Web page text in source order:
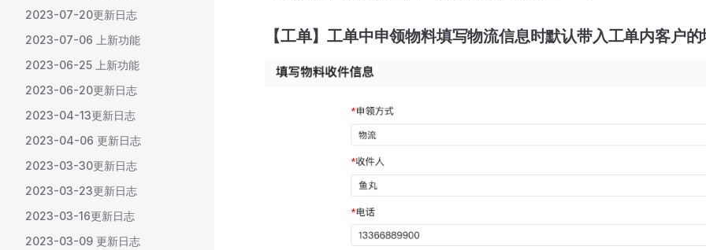
2023-07-20更新日志
2023-07-06 上新功能
2023-06-25 上新功能
2023-06-20更新日志
2023-04-13更新日志
2023-04-06 更新日志
2023-03-30更新日志
2023-03-23更新日志
2023-03-16更新日志
2023-03-09 更新日志
【工单】工单中申领物料填写物流信息时默认带入工单内客户